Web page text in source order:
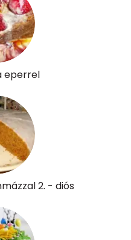
eperrel
2. - diós